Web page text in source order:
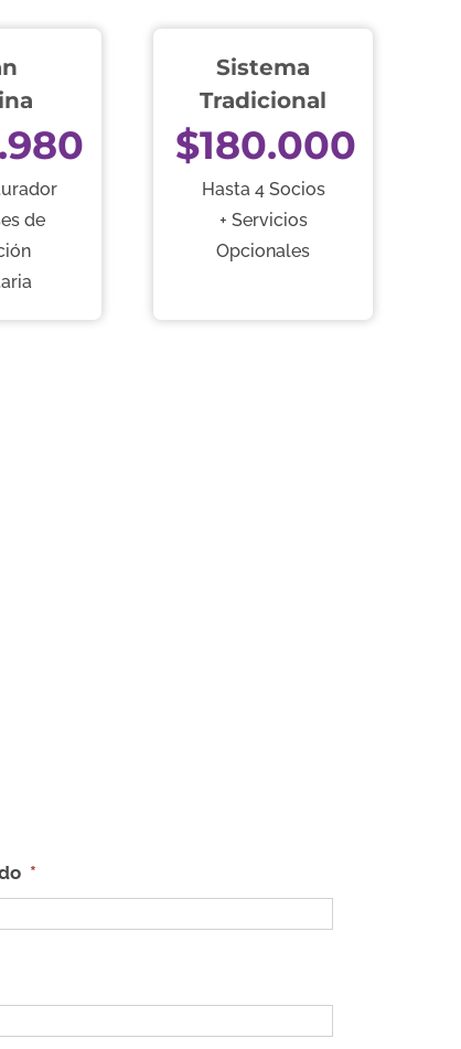
de
Sistema
Tradicional
$180.000
Hasta 4 Socios
+ Servicios
Opcionales
*